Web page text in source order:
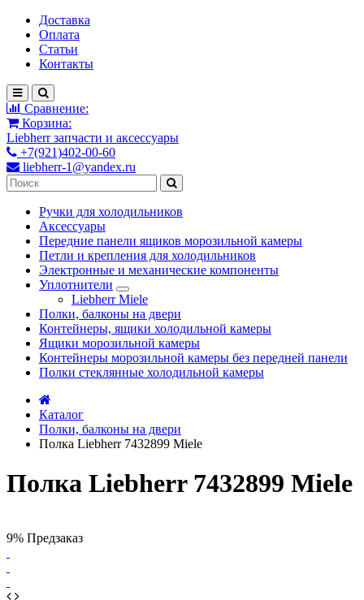
Доставка
Оплата
Статьи
Контакты
Сравнение:
Корзина:
Liebherr запчасти и аксессуары
+7(921)402-00-60
liebherr-1@yandex.ru
Ручки для холодильников
Аксессуары
Передние панели ящиков морозильной камеры
Петли и крепления для холодильников
Электронные и механические компоненты
Уплотнители
Liebherr Miele
Полки, балконы на двери
Контейнеры, ящики холодильной камеры
Ящики морозильной камеры
Контейнеры морозильной камеры без передней панели
Полки стеклянные холодильной камеры
Каталог
Полки, балконы на двери
Полка Liebherr 7432899 Miele
Полка Liebherr 7432899 Miele
9% Предзаказ